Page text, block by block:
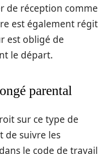
de réception comme
est également régit
est obligé de
le départ.
parental
sur ce type de
de suivre les
le code de travail